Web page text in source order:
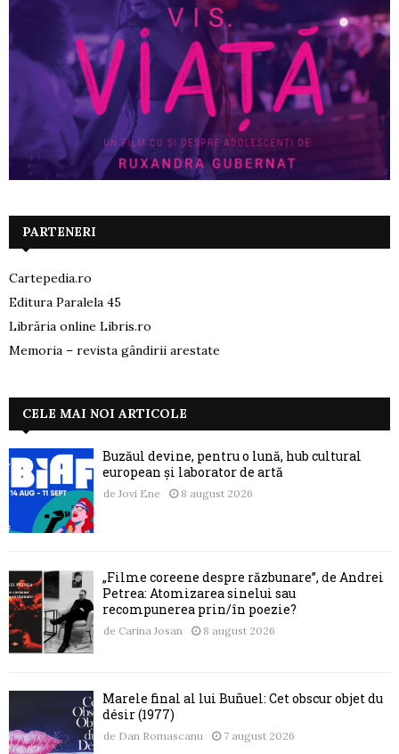
PARTENERI
Cartepedia.ro
Editura Paralela 45
Librăria online Libris.ro
Memoria – revista gândirii arestate
CELE MAI NOI ARTICOLE
Buzăul devine, pentru o lună, hub cultural
european și laborator de artă
de Jovi Ene 8 august 2026
„Filme coreene despre răzbunare”, de Andrei
Petrea: Atomizarea sinelui sau
recompunerea prin/în poezie?
de Carina Josan 8 august 2026
Marele final al lui Buñuel: Cet obscur objet du
désir (1977)
de Dan Romascanu 7 august 2026